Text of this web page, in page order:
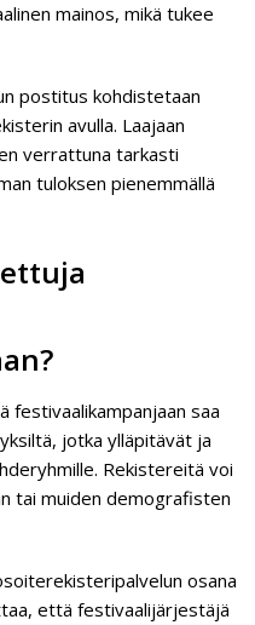
mainos, mikä tukee
postitus kohdistetaan
avulla. Laajaan
verrattuna tarkasti
tuloksen pienemmällä
saa
jotka ylläpitävät ja
Rekistereitä voi
tai muiden demografisten
osana
että festivaalijärjestäjä